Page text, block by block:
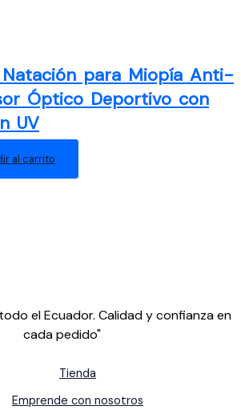
para Miopía Anti-
Óptico Deportivo con
UV
al carrito
el Ecuador. Calidad y confianza en
cada pedido"
Tienda
Emprende con nosotros